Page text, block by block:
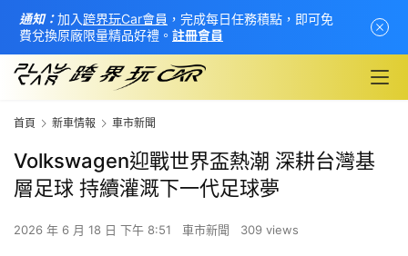
首頁 新車情報 車市新聞
Volkswagen迎戰世界盃熱潮 深耕台灣基
層足球 持續灌溉下一代足球夢
2026 年 6 月 18 日 下午 8:51 車市新聞 309 views
通知：加入 跨界玩Car會員 ，完成每日任務積點，即可免
費兌換原廠限量精品好禮。 註冊會員